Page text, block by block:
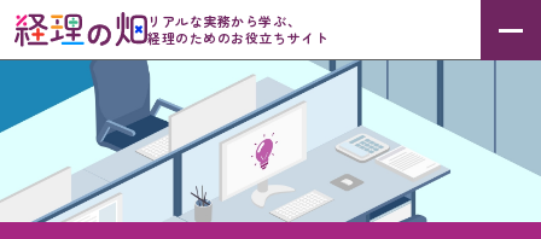
リアルな実務から学ぶ、
経理のためのお役立ちサイト